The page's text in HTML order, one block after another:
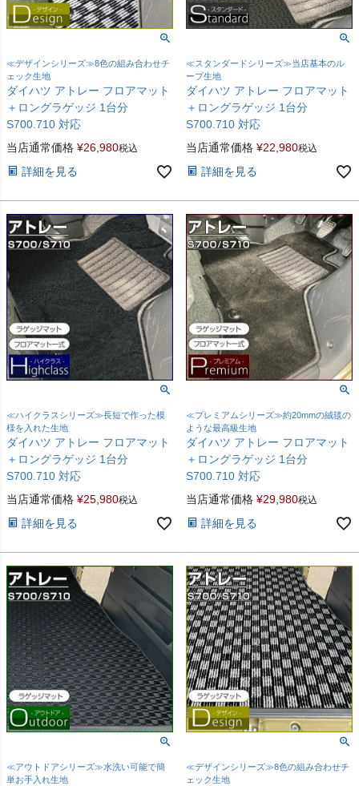
≪デザインシリーズ≫8色の組み合わせチ
ェック生地
ダイハツ アトレー フロアマット
＋ロングラゲッジ 1台分
S700.710 対応
当店通常価格 ¥26,980税込
詳細を見る
≪スタンダードシリーズ≫当店基本のル
ープ生地
ダイハツ アトレー フロアマット
＋ロングラゲッジ 1台分
S700.710 対応
当店通常価格 ¥22,980税込
詳細を見る
≪ハイクラスシリーズ≫長短で作った模
様を入れた生地
ダイハツ アトレー フロアマット
＋ロングラゲッジ 1台分
S700.710 対応
当店通常価格 ¥25,980税込
詳細を見る
≪プレミアムシリーズ≫約20mmの絨毯の
ような最高級生地
ダイハツ アトレー フロアマット
＋ロングラゲッジ 1台分
S700.710 対応
当店通常価格 ¥29,980税込
詳細を見る
≪アウトドアシリーズ≫水洗い可能で簡
単お手入れ生地
≪デザインシリーズ≫8色の組み合わせチ
ェック生地